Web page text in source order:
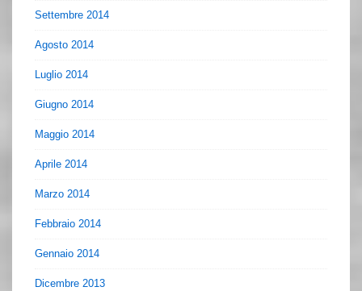
Settembre 2014
Agosto 2014
Luglio 2014
Giugno 2014
Maggio 2014
Aprile 2014
Marzo 2014
Febbraio 2014
Gennaio 2014
Dicembre 2013